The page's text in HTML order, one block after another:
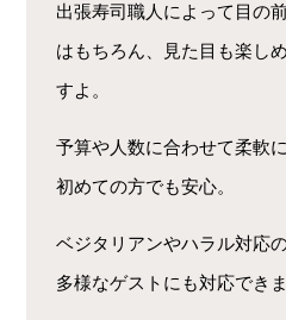
出張寿司職人によって目の
はもちろん、見た目も楽し
すよ。
予算や人数に合わせて柔軟
初めての方でも安心。
ベジタリアンやハラル対応
多様なゲストにも対応できま